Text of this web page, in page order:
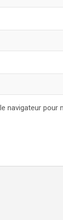
navigateur pour